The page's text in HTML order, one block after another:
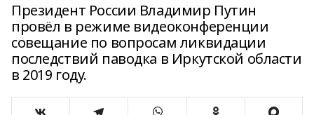
Президент России Владимир Путин
провёл в режиме видеоконференции
совещание по вопросам ликвидации
последствий паводка в Иркутской области
в 2019 году.